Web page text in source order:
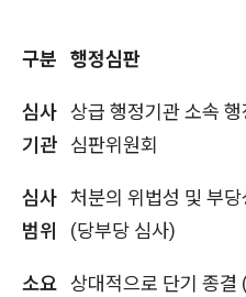
구분 행정심판
심사
기관
상급 행정기관 소속 행
심판위원회
심사
범위
처분의 위법성 및 부당
(당부당 심사)
소요 상대적으로 단기 종결